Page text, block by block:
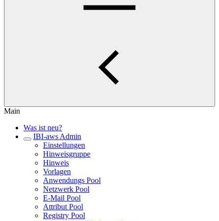
Main
Was ist neu?
IBI-aws Admin
Einstellungen
Hinweisgruppe
Hinweis
Vorlagen
Anwendungs Pool
Netzwerk Pool
E-Mail Pool
Attribut Pool
Registry Pool